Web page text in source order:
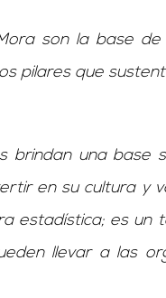
son la base de
pilares que
brindan una base
en su cultura y
estadística; es un
llevar a las